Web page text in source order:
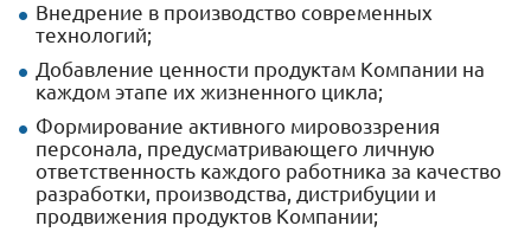
Внедрение в производство современных
технологий;
Добавление ценности продуктам Компании на
каждом этапе их жизненного цикла;
Формирование активного мировоззрения
персонала, предусматривающего личную
ответственность каждого работника за качество
разработки, производства, дистрибуции и
продвижения продуктов Компании;